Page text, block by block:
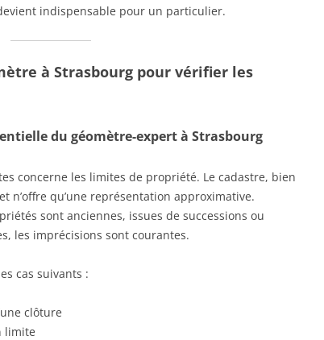
indispensable pour un particulier.
à Strasbourg pour vérifier les
du géomètre-expert à Strasbourg
concerne les limites de propriété. Le cadastre, bien
et n’offre qu’une représentation approximative.
sont anciennes, issues de successions ou
les imprécisions sont courantes.
cas suivants :
clôture
limite